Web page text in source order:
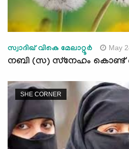
സ്വാദിഖ് വികെ മേലാറ്റൂര്‍ May
നബി (സ) സ്‌നേഹം കൊണ്ട്
SHE CORNER